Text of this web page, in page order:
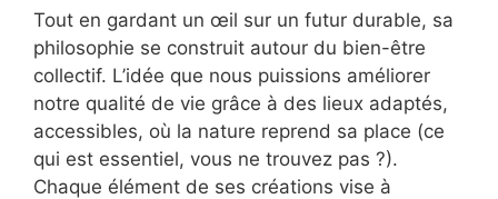
Tout en gardant un œil sur un futur durable, sa
philosophie se construit autour du bien-être
collectif. L’idée que nous puissions améliorer
notre qualité de vie grâce à des lieux adaptés,
accessibles, où la nature reprend sa place (ce
qui est essentiel, vous ne trouvez pas ?).
Chaque élément de ses créations vise à